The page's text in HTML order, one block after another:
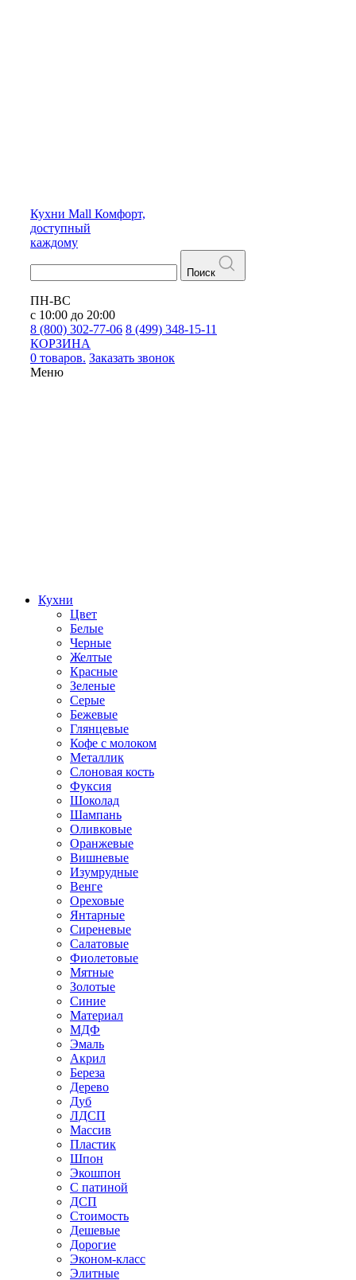
Кухни Mall Комфорт,
доступный
каждому
Поиск
ПН-ВС
с 10:00 до 20:00
8 (800) 302-77-06 8 (499) 348-15-11
КОРЗИНА
0 товаров. Заказать звонок
Меню
Кухни
Цвет
Белые
Черные
Желтые
Красные
Зеленые
Серые
Бежевые
Глянцевые
Кофе с молоком
Металлик
Слоновая кость
Фуксия
Шоколад
Шампань
Оливковые
Оранжевые
Вишневые
Изумрудные
Венге
Ореховые
Янтарные
Сиреневые
Салатовые
Фиолетовые
Мятные
Золотые
Синие
Материал
МДФ
Эмаль
Акрил
Береза
Дерево
Дуб
ЛДСП
Массив
Пластик
Шпон
Экошпон
С патиной
ДСП
Стоимость
Дешевые
Дорогие
Эконом-класс
Элитные